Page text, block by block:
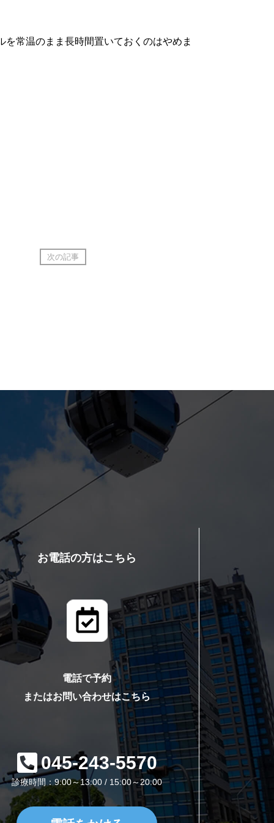
常温のまま長時間置いておくのはやめま
次の記事
お電話の方はこちら
電話で予約
またはお問い合わせはこちら
045-243-5570
診療時間：9:00～13:00 / 15:00～20:00